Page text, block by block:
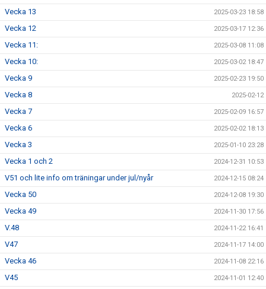
Vecka 13 2025-03-23 18:58
Vecka 12 2025-03-17 12:36
Vecka 11: 2025-03-08 11:08
Vecka 10: 2025-03-02 18:47
Vecka 9 2025-02-23 19:50
Vecka 8 2025-02-12
Vecka 7 2025-02-09 16:57
Vecka 6 2025-02-02 18:13
Vecka 3 2025-01-10 23:28
Vecka 1 och 2 2024-12-31 10:53
V51 och lite info om träningar under jul/nyår 2024-12-15 08:24
Vecka 50 2024-12-08 19:30
Vecka 49 2024-11-30 17:56
V.48 2024-11-22 16:41
V47 2024-11-17 14:00
Vecka 46 2024-11-08 22:16
V45 2024-11-01 12:40